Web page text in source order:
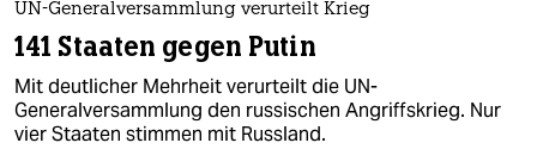
UN-Generalversammlung verurteilt Krieg
141 Staaten gegen Putin
Mit deutlicher Mehrheit verurteilt die UN-
Generalversammlung den russischen Angriffskrieg. Nur
vier Staaten stimmen mit Russland.